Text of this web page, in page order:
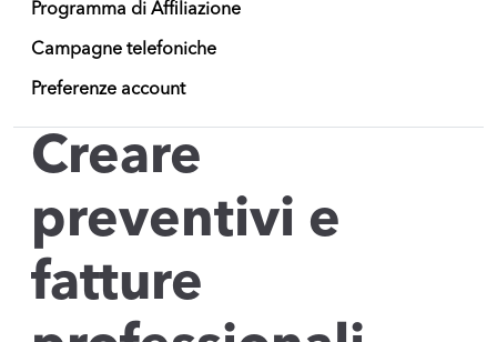
Programma di Affiliazione
Campagne telefoniche
Preferenze account
Creare
preventivi e
fatture